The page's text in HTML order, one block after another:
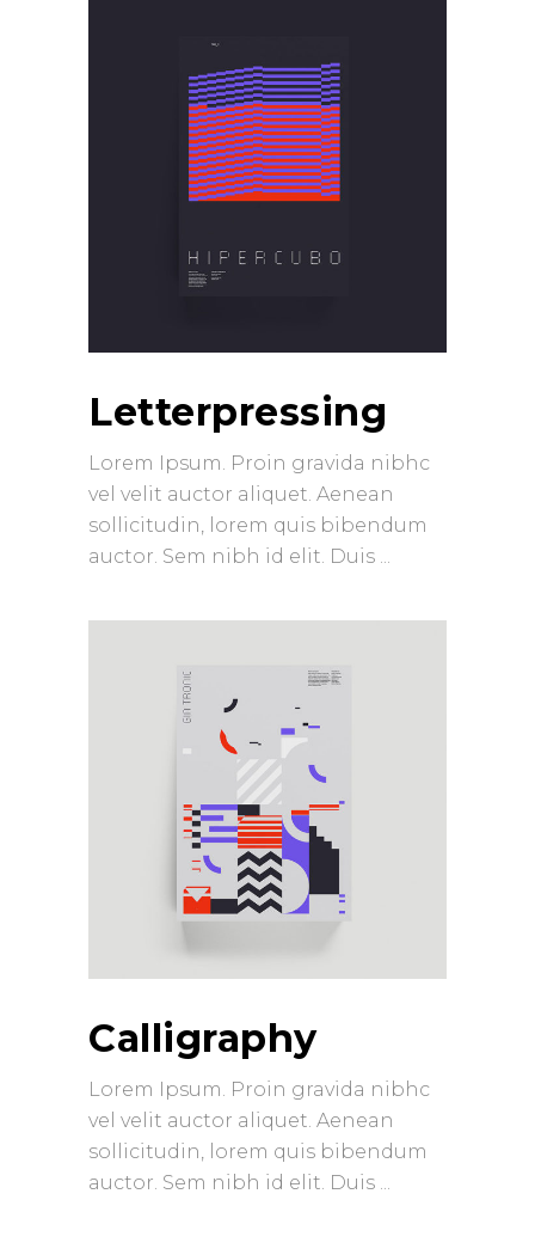
Letterpressing
Lorem Ipsum. Proin gravida nibhc
vel velit auctor aliquet. Aenean
sollicitudin, lorem quis bibendum
auctor. Sem nibh id elit. Duis
Calligraphy
Lorem Ipsum. Proin gravida nibhc
vel velit auctor aliquet. Aenean
sollicitudin, lorem quis bibendum
auctor. Sem nibh id elit. Duis